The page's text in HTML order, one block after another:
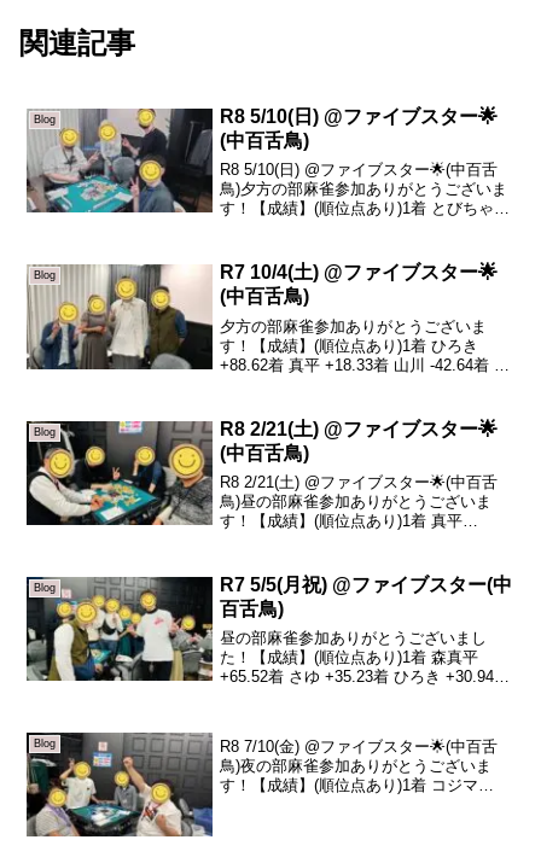
関連記事
Blog
R8 5/10(日) @ファイブスター🌟
(中百舌鳥)
R8 5/10(日) @ファイブスター🌟(中百舌
鳥)夕方の部麻雀参加ありがとうございま
す！【成績】(順位点あり)1着 とびちゃん
ップはとび...
Blog
R7 10/4(土) @ファイブスター🌟
(中百舌鳥)
夕方の部麻雀参加ありがとうございま
す！【成績】(順位点あり)1着 ひろき
+88.62着 真平 +18.33着 山川 -42.64着 晶
近くの大トップ！ス...
Blog
R8 2/21(土) @ファイブスター🌟
(中百舌鳥)
R8 2/21(土) @ファイブスター🌟(中百舌
鳥)昼の部麻雀参加ありがとうございま
す！【成績】(順位点あり)1着 真平
真平さ...
Blog
R7 5/5(月祝) @ファイブスター(中
百舌鳥)
昼の部麻雀参加ありがとうございまし
た！【成績】(順位点あり)1着 森真平
+65.52着 さゆ +35.23着 ひろき +30.94着
Blog
R8 7/10(金) @ファイブスター🌟(中百舌
鳥)夜の部麻雀参加ありがとうございま
す！【成績】(順位点あり)1着 コジマ